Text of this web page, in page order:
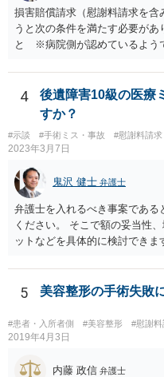
損害賠償請求（慰謝料請求を
うと次の条件を満たす必要が
と ※病院側が認めているよ
術のミスの「せいで」マスク
ければならなくなった「せい
を外せなくなった「せいで」
したこと 「せいで」と強調し
因果関係」です。 手術のミス
ないということです。 手術の
しく悪くなってしまったとか，
しまったとかいう事情があれば
ただし，手術代の返金に応じ
ん」という趣旨の合意をして
には困難となります。
4
後遺障害10級の医療
すか？
#示談 #手術ミス・事故 #慰謝料請
2023年3月7日
鬼沢 健士 弁護士
弁護士を入れるべき事案であ
ください。 そこで額の妥当性
ットなどを具体的に検討でき
5 美容整形の手術失敗
#患者・入所者側 #美容整形 #慰謝
2019年4月3日
内藤 政信 弁護士